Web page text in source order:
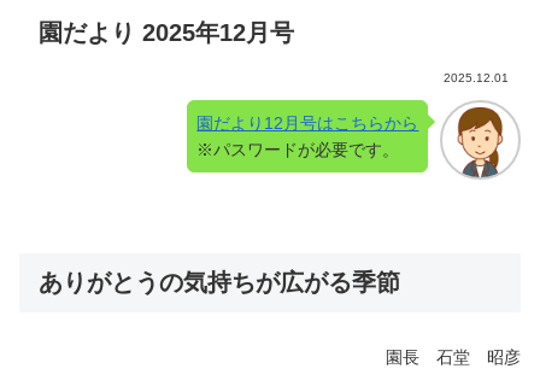
園だより 2025年12月号
2025.12.01
園だより12月号はこちらから
※パスワードが必要です。
ありがとうの気持ちが広がる季節
園長 石堂 昭彦